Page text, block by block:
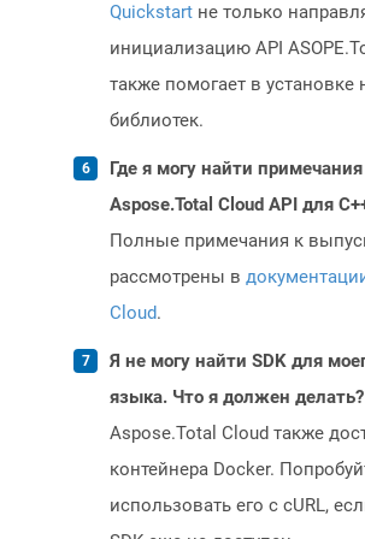
Quickstart не только
инициализацию API
также помогает в установке
библиотек.
Где я могу найти
Aspose.Total Cloud API для
Полные примечания к
рассмотрены в
Cloud.
Я не могу найти SDK для
языка. Что я должен делать?
Aspose.Total Cloud также
контейнера Docker.
использовать его с cURL,